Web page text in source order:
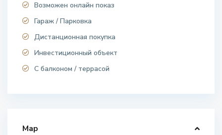
Возможен онлайн показ
Гараж / Парковка
Дистанционная покупка
Инвестиционный объект
С балконом / террасой
Map